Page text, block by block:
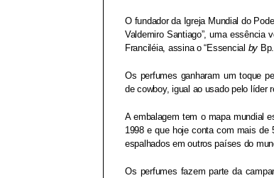
O fundador da Igreja Mundial do
Valdemiro Santiago”, uma essência
Franciléia, assina o “Essencial by
Os perfumes ganharam um toque
de cowboy, igual ao usado pelo líder
A embalagem tem o mapa mundial
1998 e que hoje conta com mais de
espalhados em outros países do
Os perfumes fazem parte da